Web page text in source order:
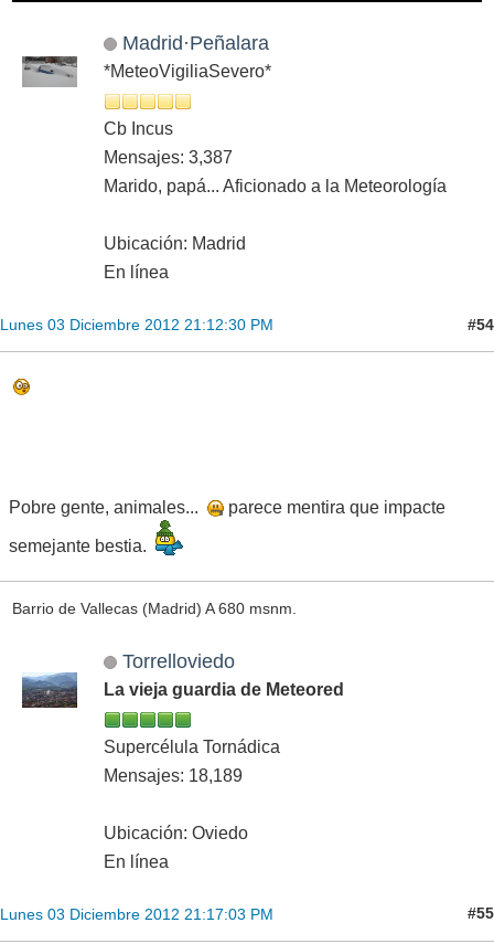
Madrid·Peñalara
*MeteoVigiliaSevero*
Cb Incus
Mensajes: 3,387
Marido, papá... Aficionado a la Meteorología
Ubicación: Madrid
En línea
Lunes 03 Diciembre 2012 21:12:30 PM #54
Pobre gente, animales... parece mentira que impacte
semejante bestia.
Barrio de Vallecas (Madrid) A 680 msnm.
Torrelloviedo
La vieja guardia de Meteored
Supercélula Tornádica
Mensajes: 18,189
Ubicación: Oviedo
En línea
Lunes 03 Diciembre 2012 21:17:03 PM #55